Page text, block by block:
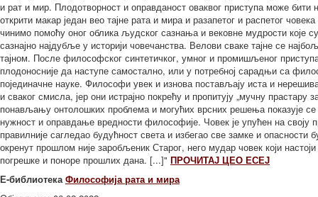
и рат и мир. Плодотворност и оправданост оваквог приступа може бити
открити макар један вео тајне рата и мира и разапетог и распетог
чинимо помоћу оног облика људског сазнања и вековне мудрости које
сазнајно најдубље у историји човечанства. Велови сваке тајне се
тајном. После философског синтетичког, умног и промишљеног
плодоносније да наступе самостално, или у потребној сарадњи са
појединачне науке. Философи увек и изнова постављају иста и
и сваког смисла, јер они истрајно покрећу и пропитују „мучну прастару
понављању онтолошких проблема и могућих врсних решења показује
нужност и оправдање вредности философије. Човек је упућен на
правилније сагледао будућност света и избегао све замке и
окренут прошлом није заробљеник Старог, него мудар човек који
погрешке и поноре прошлих дана. [...]" ПРОЧИТАЈ ЦЕО ЕСЕЈ
Е-библиотекаФилософија рата и мира